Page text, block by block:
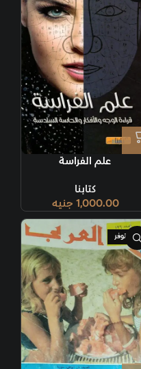
علم الفراسة
كتابنا
1,000.00 جنيه
غير متوفر